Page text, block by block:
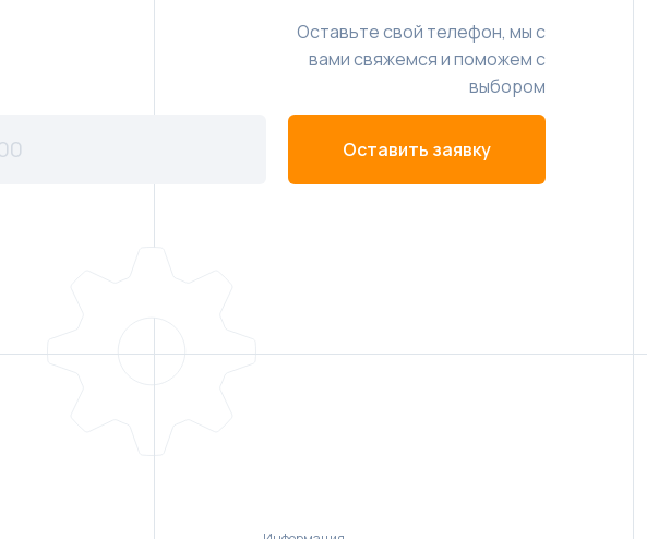
Оставьте свой телефон, мы с
вами свяжемся и поможем с
выбором
Оставить заявку